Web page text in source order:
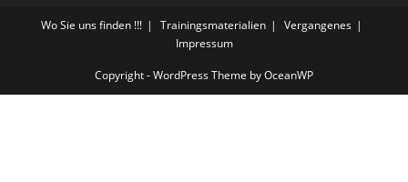
Wo Sie uns finden !!! Trainingsmaterialien
Vergangenes
Impressum
Copyright - WordPress Theme by OceanWP